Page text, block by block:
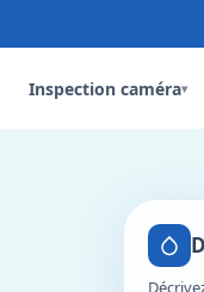
Inspection caméra▾